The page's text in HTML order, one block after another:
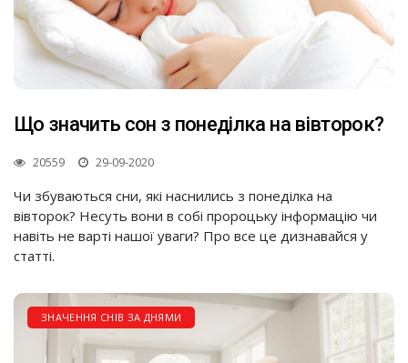
Що значить сон з понеділка на вівторок?
20559 29-09-2020
Чи збуваються сни, які наснились з понеділка на
вівторок? Несуть вони в собі пророцьку інформацію чи
навіть не варті нашої уваги? Про все це дизнавайся у
статті.
ЗНАЧЕННЯ СНІВ ЗА ДНЯМИ